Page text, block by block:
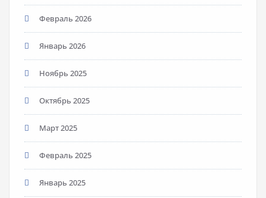
Февраль 2026
Январь 2026
Ноябрь 2025
Октябрь 2025
Март 2025
Февраль 2025
Январь 2025